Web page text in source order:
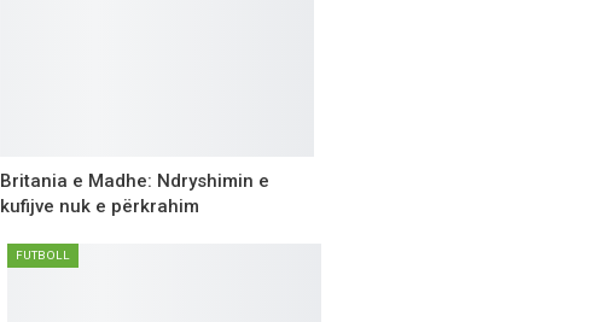
Britania e Madhe: Ndryshimin e
kufijve nuk e përkrahim
FUTBOLL